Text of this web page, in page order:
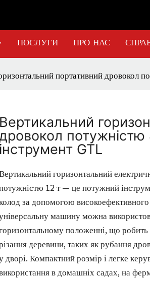
ПОСЛУГИ ПРО НАС
портативний дровокол
Вертикальний
інструмент GTL
горизонтальний
12 т — це потужний
за допомогою
машину можна
положенні, що робить
деревини, таких як рубання
дворі. Компактний розмір і легке
в домашніх садах, на